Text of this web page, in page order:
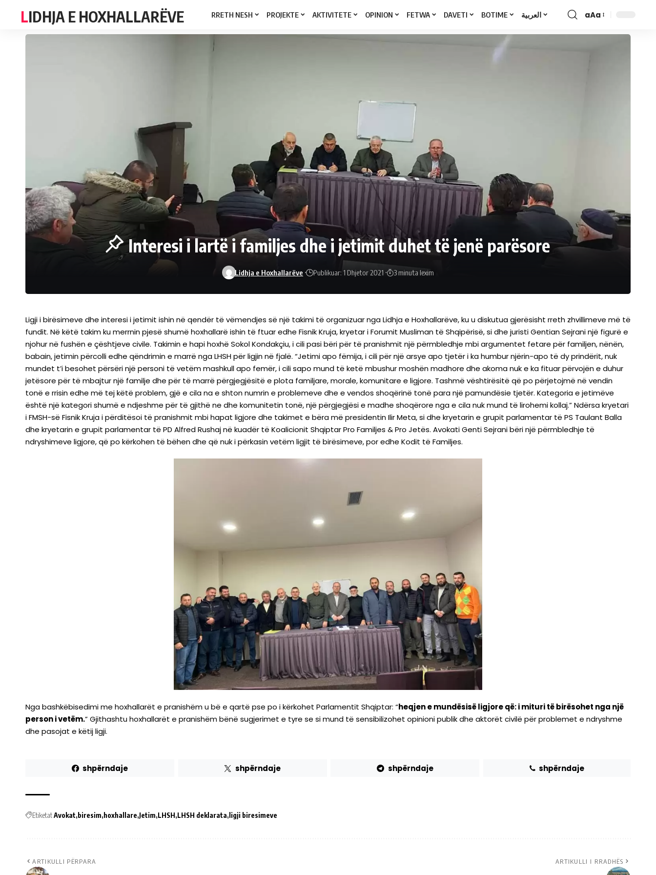
LIDHJA E HOXHALLARËVE RRETH NESH PROJEKTE AKTIVITETE OPINION FETWA DAVETI BOTIME العربية
Font
Resizer
aAa
Interesi i lartë i familjes dhe i jetimit duhet të jenë parësore
Lidhja e Hoxhallarëve Publikuar: 1 Dhjetor 2021 3 minuta lexim
Ligji i birësimeve dhe interesi i jetimit ishin në qendër të vëmendjes së një takimi të organizuar nga Lidhja e Hoxhallarëve, ku u diskutua gjerësisht rreth zhvillimeve më të
fundit. Në këtë takim ku merrnin pjesë shumë hoxhallarë ishin të ftuar edhe Fisnik Kruja, kryetar i Forumit Musliman të Shqipërisë, si dhe juristi Gentian Sejrani një figurë e
njohur në fushën e çështjeve civile. Takimin e hapi hoxhë Sokol Kondakçiu, i cili pasi bëri për të pranishmit një përmbledhje mbi argumentet fetare për familjen, nënën,
babain, jetimin përcolli edhe qëndrimin e marrë nga LHSH për ligjin në fjalë. “Jetimi apo fëmija, i cili për një arsye apo tjetër i ka humbur njërin-apo të dy prindërit, nuk
mundet t’i besohet përsëri një personi të vetëm mashkull apo femër, i cili sapo mund të ketë mbushur moshën madhore dhe akoma nuk e ka fituar përvojën e duhur
jetësore për të mbajtur një familje dhe për të marrë përgjegjësitë e plota familjare, morale, komunitare e ligjore. Tashmë vështirësitë që po përjetojmë në vendin
tonë e rrisin edhe më tej këtë problem, gjë e cila na e shton numrin e problemeve dhe e vendos shoqërinë tonë para një pamundësie tjetër. Kategoria e jetimëve
është një kategori shumë e ndjeshme për të gjithë ne dhe komunitetin tonë, një përgjegjësi e madhe shoqërore nga e cila nuk mund të lirohemi kollaj.” Ndërsa kryetari
i FMSH-së Fisnik Kruja i përditësoi të pranishmit mbi hapat ligjore dhe takimet e bëra më presidentin Ilir Meta, si dhe kryetarin e grupit parlamentar të PS Taulant Balla
dhe kryetarin e grupit parlamentar të PD Alfred Rushaj në kuadër të Koalicionit Shqiptar Pro Familjes & Pro Jetës. Avokati Genti Sejrani bëri një përmbledhje të
ndryshimeve ligjore, që po kërkohen të bëhen dhe që nuk i përkasin vetëm ligjit të birësimeve, por edhe Kodit të Familjes.
Nga bashkëbisedimi me hoxhallarët e pranishëm u bë e qartë pse po i kërkohet Parlamentit Shqiptar: “heqjen e mundësisë ligjore që: i mituri të birësohet nga një
person i vetëm.” Gjithashtu hoxhallarët e pranishëm bënë sugjerimet e tyre se si mund të sensibilizohet opinioni publik dhe aktorët civilë për problemet e ndryshme
dhe pasojat e këtij ligji.
shpërndaje shpërndaje shpërndaje shpërndaje
EtiketatAvokat biresim hoxhallare Jetim LHSH LHSH deklarata ligji biresimeve
ARTIKULLI PËRPARA ARTIKULLI I RRADHËS